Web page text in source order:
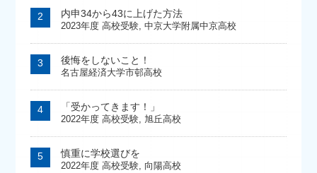
内申34から43に上げた方法
2023年度 高校受験, 中京大学附属中京高校
後悔をしないこと！
名古屋経済大学市邨高校
「受かってきます！」
2022年度 高校受験, 旭丘高校
慎重に学校選びを
2022年度 高校受験, 向陽高校